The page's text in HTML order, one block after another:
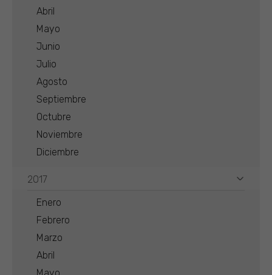
Abril
Mayo
Junio
Julio
Agosto
Septiembre
Octubre
Noviembre
Diciembre
2017
Enero
Febrero
Marzo
Abril